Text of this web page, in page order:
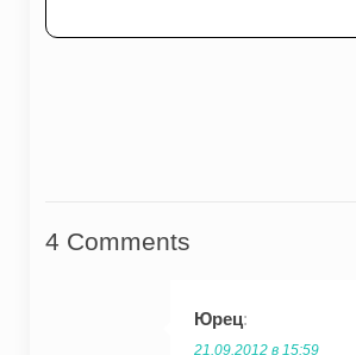
4 Comments
Юрец:
21.09.2012 в 15:59